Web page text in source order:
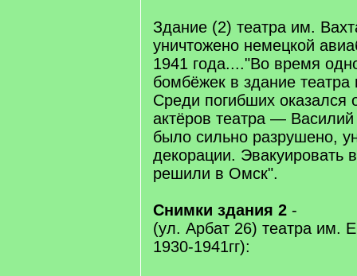
Здание (2) театра им.
уничтожено немецкой
1941 года...."Во время
бомбёжек в здание
Среди погибших оказался
актёров театра —
было сильно разрушено,
декорации. Эвакуировать
решили в Омск".
Снимки здания 2 -
(ул. Арбат 26) театра им.
1930-1941гг):